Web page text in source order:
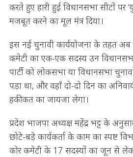
करते हुए हारी हुई विधानसभा सीटों पर
मजबूत करने का मूल मंत्र दिया।
इस नई चुनावी कार्ययोजना के तहत अब
कमेटी का एक-एक सदस्य उन विधानसभा
पार्टी को लोकसभा या विधानसभा
पड़ा था, और वहाँ दो-दो दिन का
हकीकत का जायजा लेगा।
प्रदेश भाजपा अध्यक्ष महेंद्र भट्ट के
छोटे-बड़े कार्यकर्ता के काम का स्पष्ट
कोर कमेटी के 17 सदस्यों का जून से